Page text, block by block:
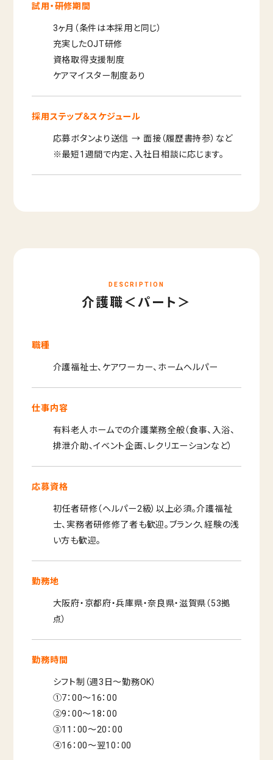
試用・研修期間
3ヶ月（条件は本採用と同じ）
充実したOJT研修
資格取得支援制度
ケアマイスター制度あり
採用ステップ＆スケジュール
応募ボタンより送信 → 面接（履歴書持参）など
※最短1週間で内定、入社日相談に応じます。
DESCRIPTION
介護職＜パート＞
職種
介護福祉士、ケアワーカー、ホームヘルパー
仕事内容
有料老人ホームでの介護業務全般（食事、入浴、
排泄介助、イベント企画、レクリエーションなど）
応募資格
初任者研修（ヘルパー2級）以上必須。介護福祉
士、実務者研修修了者も歓迎。ブランク、経験の浅
い方も歓迎。
勤務地
大阪府・京都府・兵庫県・奈良県・滋賀県（53拠
点）
勤務時間
シフト制（週3日～勤務OK）
①7：00～16：00
②9：00～18：00
③11：00～20：00
④16：00～翌10：00